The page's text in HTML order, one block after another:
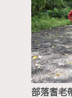
部落耆老